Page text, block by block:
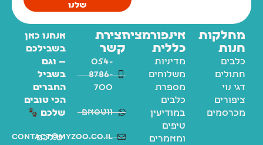
שלנו
מחלקות
חנות
כלבים
חתולים
דגי נוי
ציפורים
מכרסמים
אינפורמציה
כללית
מדיניות
משלוחים
מספרת
כלבים
במודיעין
טיפים
ומאמרים
יצירת
קשר
054-
8786-
700
ווטסאפ
contact@myzoo.co.il
אנחנו כאן
בשבילכם
— וגם
בשביל
החברים
הכי טובים
שלכם
יש לכם